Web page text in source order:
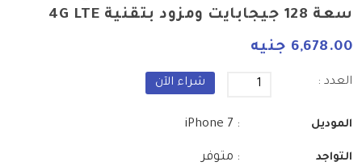
سعة 128 جيجابايت ومزود بتقنية 4G LTE
6,678.00 جنيه
العدد : شراء الآن
الموديل : iPhone 7
التواجد : متوفر